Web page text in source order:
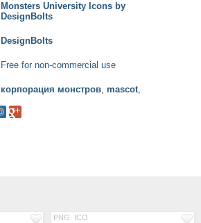
Monsters University Icons by
DesignBolts
DesignBolts
Free for non-commercial use
корпорация монстров, mascot,
PNG ICO